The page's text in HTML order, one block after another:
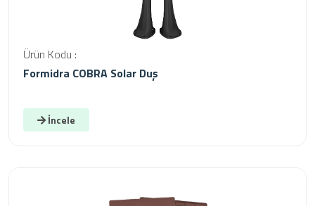
Ürün Kodu :
Formidra COBRA Solar Duş
İncele